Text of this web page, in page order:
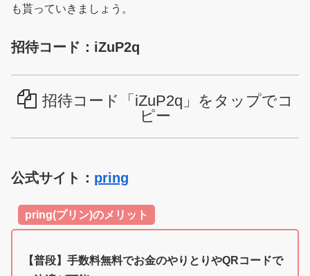
も貰っていきましょう。
招待コード：iZuP2q
招待コード「iZuP2q」をタップでコ
ピー
公式サイト： pring
pring(プリン)のメリット
【普段】手数料無料でお金のやりとりやQRコードで